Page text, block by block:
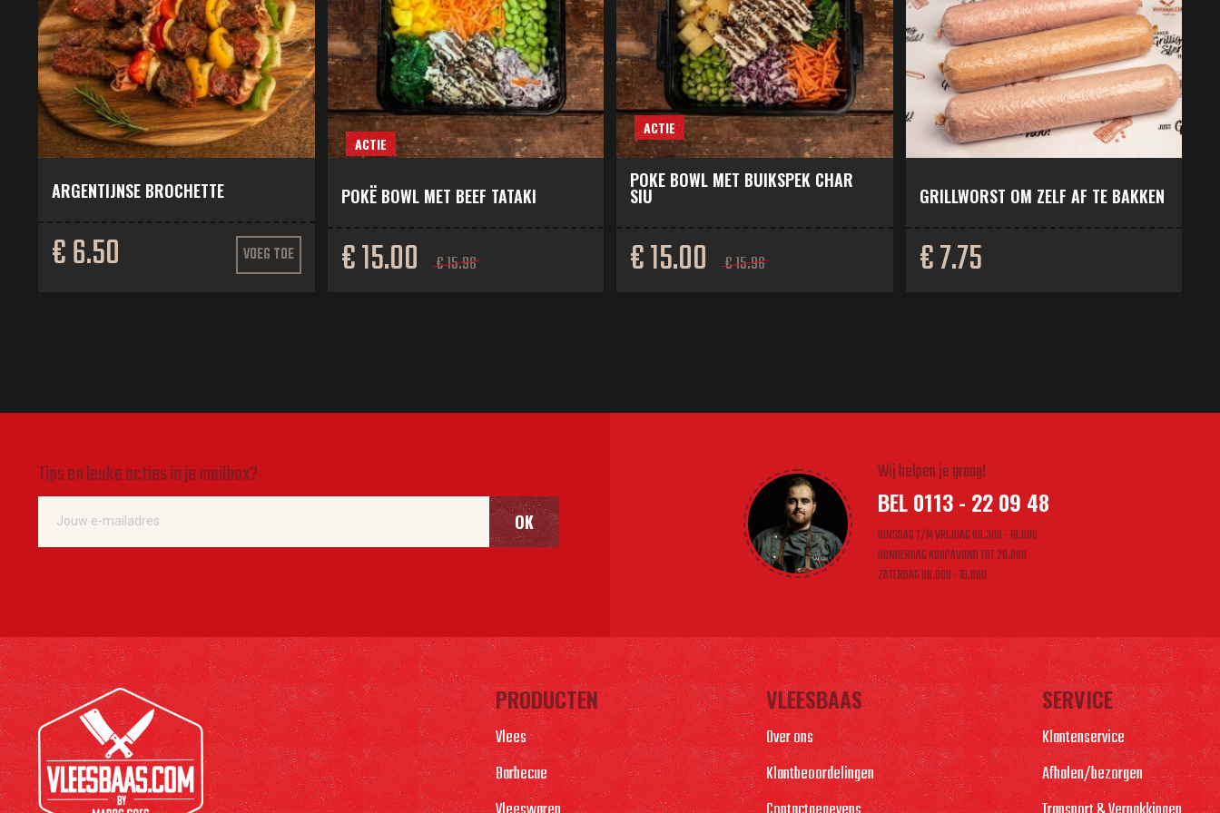
ARGENTIJNSE BROCHETTE
€ 6.50 VOEG TOE
ACTIE
POKË BOWL MET BEEF TATAKI
€ 15.00 € 15.96
ACTIE
POKE BOWL MET BUIKSPEK CHAR
SIU
€ 15.00 € 15.96
GRILLWORST OM ZELF AF TE BAKKEN
€ 7.75
Tips en leuke acties in je mailbox?
OK
Wij helpen je graag!
BEL 0113 - 22 09 48
DINSDAG T/M VRIJDAG 08.30U - 18.00U
DONDERDAG KOOPAVOND TOT 20.00U
ZATERDAG 08.00U - 16.00U
PRODUCTEN
Vlees
Barbecue
VLEESBAAS
Over ons
Klantbeoordelingen
SERVICE
Klantenservice
Afhalen/bezorgen